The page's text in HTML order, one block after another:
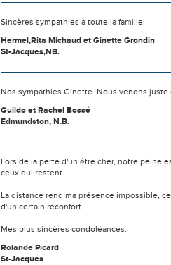
Sincères sympathies à toute la famille.
Hermel,Rita Michaud et Ginette Grondin
St-Jacques,NB.
Nos sympathies Ginette. Nous venons
Guildo et Rachel Bossé
Edmundston, N.B.
Lors de la perte d'un être cher, notre peine
ceux qui restent.
La distance rend ma présence impossible,
d'un certain réconfort.
Mes plus sincères condoléances.
Rolande Picard
St-Jacques